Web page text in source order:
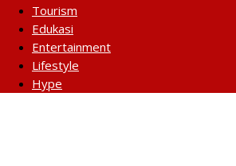
Tourism
Edukasi
Entertainment
Lifestyle
Hype